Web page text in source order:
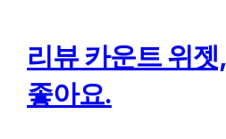
리뷰 카운트 위
좋아요.